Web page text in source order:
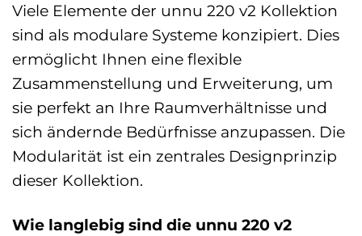
Viele Elemente der unnu 220 v2 Kollektion
sind als modulare Systeme konzipiert. Dies
ermöglicht Ihnen eine flexible
Zusammenstellung und Erweiterung, um
sie perfekt an Ihre Raumverhältnisse und
sich ändernde Bedürfnisse anzupassen. Die
Modularität ist ein zentrales Designprinzip
dieser Kollektion.
Wie langlebig sind die unnu 220 v2